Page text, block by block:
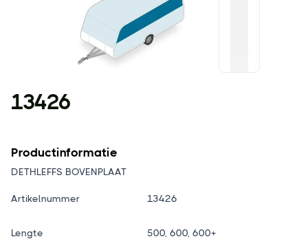
13426
Productinformatie
DETHLEFFS BOVENPLAAT
Artikelnummer 13426
Lengte 500, 600, 600+